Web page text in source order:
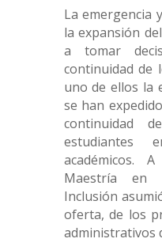
La emergencia
la expansión
a tomar
continuidad de
uno de ellos la
se han
continuidad
estudiantes
académicos.
Maestría en
Inclusión
oferta, de los
administrativos